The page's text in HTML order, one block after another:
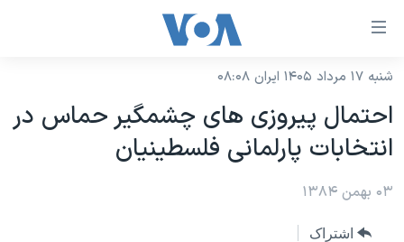
لینکهای
دسترسی
جهش
به
محتوای
اصلی
جهش
نسخه سبک وب‌سایت
موضوع ها
ایران
آمریکا
برنامه های تلویزیونی
جدول برنامه ها
شنبه ۱۷ مرداد ۱۴۰۵ ایران ۰۸:۰۸
احتمال پيروزی های چشمگير حماس در
انتخابات پارلمانی فلسطينيان
۰۳ بهمن ۱۳۸۴
اشتراک